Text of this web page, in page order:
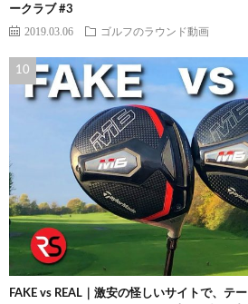
ークラブ #3
2019.03.06 ゴルフのラウンド動画
FAKE vs REAL｜激安の怪しいサイトで、テ